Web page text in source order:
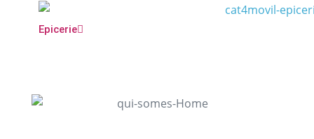
Epicerie